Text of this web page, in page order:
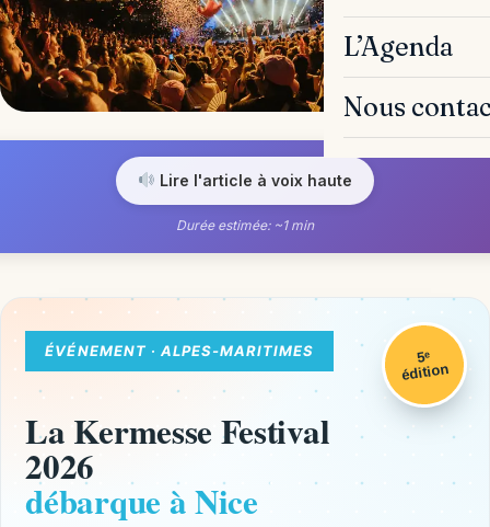
L’Agenda
Nous
Lire l'article à voix haute
Durée estimée: ~1 min
5ᵉ
édition
ÉVÉNEMENT · ALPES-MARITIMES
La Kermesse Festival
2026
débarque à Nice